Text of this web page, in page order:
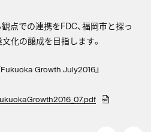
点での連携をFDC、福岡市と探っ
化の醸成を目指します。
Fukuoka Growth July2016』